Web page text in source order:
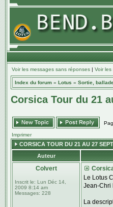
Voir les messages sans réponses | Voir
Index du forum » Lotus » Sortie,
Corsica Tour du 21
Imprimer
CORSICA TOUR DU 21 AU 27
Auteur
Colvert
Inscrit le: Lun Déc 14,
2009 8:14 am
Messages: 228
Le Lotus
Jean-Chri
La